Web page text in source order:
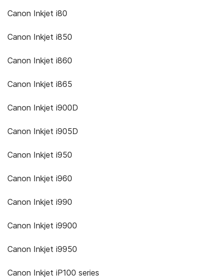
Canon Inkjet i80
Canon Inkjet i850
Canon Inkjet i860
Canon Inkjet i865
Canon Inkjet i900D
Canon Inkjet i905D
Canon Inkjet i950
Canon Inkjet i960
Canon Inkjet i990
Canon Inkjet i9900
Canon Inkjet i9950
Canon Inkjet iP100 series